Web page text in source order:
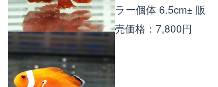
ラー個体 6.5cm± 販
売価格：7,800円